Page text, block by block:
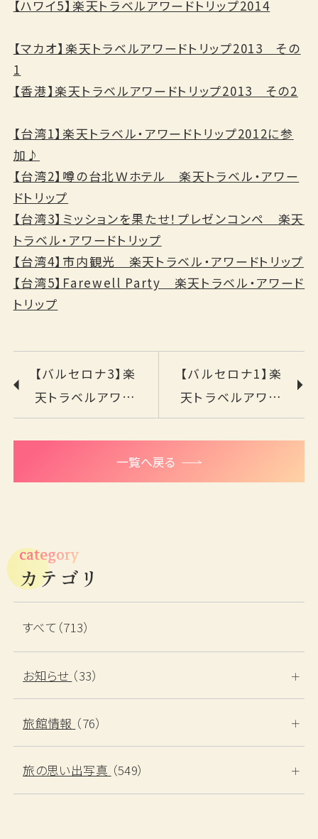
【ハワイ5】楽天トラベルアワードトリップ2014
【マカオ】楽天トラベルアワードトリップ2013 その
1
【香港】楽天トラベルアワードトリップ2013 その2
【台湾1】楽天トラベル・アワードトリップ2012に参
加♪
【台湾2】噂の台北Ｗホテル 楽天トラベル・アワー
ドトリップ
【台湾3】ミッションを果たせ！プレゼンコンペ 楽天
トラベル・アワードトリップ
【台湾4】市内観光 楽天トラベル・アワードトリップ
【台湾5】Farewell Party 楽天トラベル・アワード
トリップ
【バルセロナ3】楽
天トラベルアワー
ドトリップ2018
【バルセロナ1】楽
天トラベルアワー
ドトリップ2018
一覧へ戻る
category
カテゴリ
すべて（713）
お知らせ （33）
旅館情報 （76）
旅の思い出写真 （549）